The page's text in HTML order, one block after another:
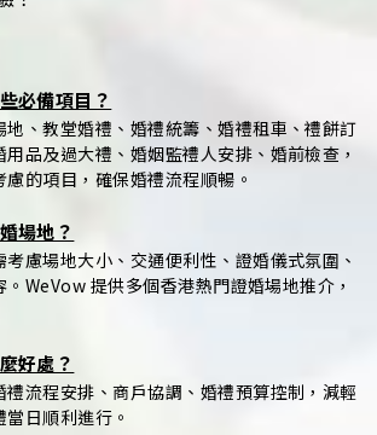
必備項目？
、教堂婚禮、婚禮統籌、婚禮租車、禮餅訂
品及過大禮、婚姻監禮人安排、婚前檢查，
的項目，確保婚禮流程順暢。
場地？
慮場地大小、交通便利性、證婚儀式氛圍、
WeVow 提供多個香港熱門證婚場地推介，
好處？
流程安排、商戶協調、婚禮預算控制，減輕
日順利進行。